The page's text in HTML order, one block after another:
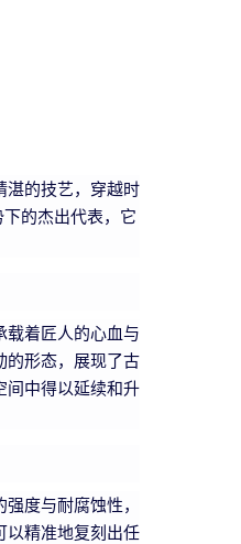
湛的技艺，穿越时
的杰出代表，它
载着匠人的心血与
的形态，展现了古
间中得以延续和升
度与耐腐蚀性，
以精准地复刻出任